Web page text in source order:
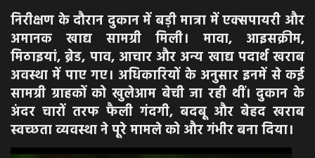
निरीक्षण के दौरान दुकान में बड़ी मात्रा में एक्सपायरी और
अमानक खाद्य सामग्री मिली। मावा, आइसक्रीम,
मिठाइयां, ब्रेड, पाव, आचार और अन्य खाद्य पदार्थ खराब
अवस्था में पाए गए। अधिकारियों के अनुसार इनमें से कई
सामग्री ग्राहकों को खुलेआम बेची जा रही थीं। दुकान के
अंदर चारों तरफ फैली गंदगी, बदबू और बेहद खराब
स्वच्छता व्यवस्था ने पूरे मामले को और गंभीर बना दिया।